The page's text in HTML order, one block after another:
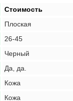
Стоимость
Плоская
26-45
Черный
Да, да.
Кожа
Кожа